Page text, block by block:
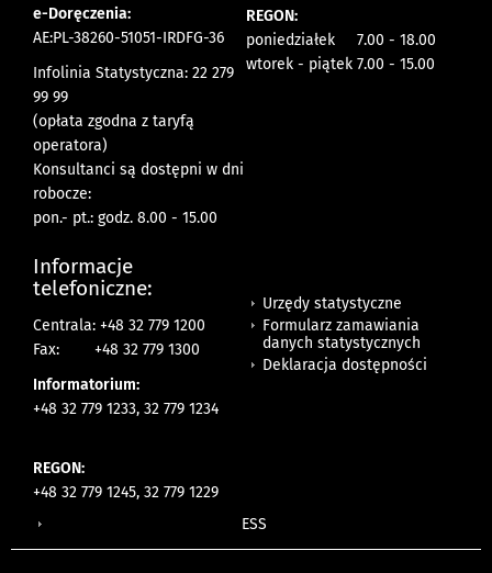
e-Doręczenia:
AE:PL-38260-51051-IRDFG-36
Infolinia Statystyczna: 22 279
99 99
(opłata zgodna z taryfą
operatora)
Konsultanci są dostępni w dni
robocze:
pon.- pt.: godz. 8.00 - 15.00
REGON:
poniedziałek 7.00 - 18.00
wtorek - piątek 7.00 - 15.00
Informacje
telefoniczne:
Centrala: +48 32 779 1200
Fax:
+48 32 779 1300
Informatorium:
+48 32 779 1233, 32 779 1234
REGON:
+48 32 779 1245, 32 779 1229
Urzędy statystyczne
Formularz zamawiania
danych statystycznych
Deklaracja dostępności
ESS